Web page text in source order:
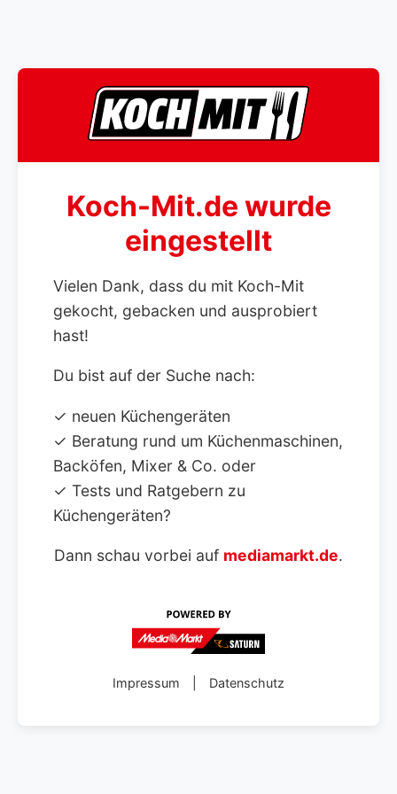
Koch-Mit.de wurde
eingestellt
Vielen Dank, dass du mit Koch-Mit
gekocht, gebacken und ausprobiert
hast!
Du bist auf der Suche nach:
✓ neuen Küchengeräten
✓ Beratung rund um Küchenmaschinen,
Backöfen, Mixer & Co. oder
✓ Tests und Ratgebern zu
Küchengeräten?
Dann schau vorbei auf mediamarkt.de.
Impressum Datenschutz